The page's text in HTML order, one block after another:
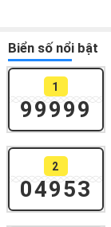
Biển số nổi bật
1
99999
2
04953